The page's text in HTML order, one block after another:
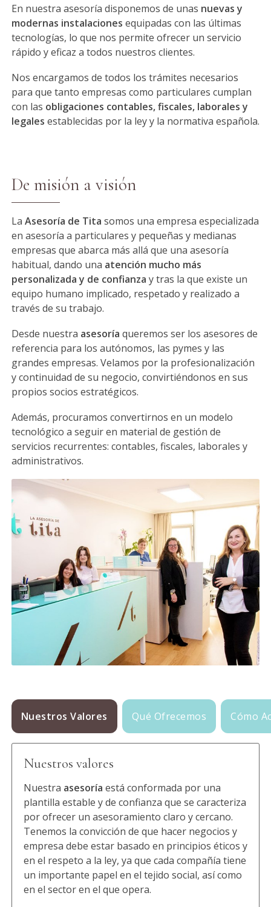
En nuestra asesoría disponemos de unas nuevas y
modernas instalaciones equipadas con las últimas
tecnologías, lo que nos permite ofrecer un servicio
rápido y eficaz a todos nuestros clientes.
Nos encargamos de todos los trámites necesarios
para que tanto empresas como particulares cumplan
con las obligaciones contables, fiscales, laborales y
legales establecidas por la ley y la normativa española.
De misión a visión
La Asesoría de Tita somos una empresa especializada
en asesoría a particulares y pequeñas y medianas
empresas que abarca más allá que una asesoría
habitual, dando una atención mucho más
personalizada y de confianza y tras la que existe un
equipo humano implicado, respetado y realizado a
través de su trabajo.
Desde nuestra asesoría queremos ser los asesores de
referencia para los autónomos, las pymes y las
grandes empresas. Velamos por la profesionalización
y continuidad de su negocio, convirtiéndonos en sus
propios socios estratégicos.
Además, procuramos convertirnos en un modelo
tecnológico a seguir en material de gestión de
servicios recurrentes: contables, fiscales, laborales y
administrativos.
Nuestros Valores Qué Ofrecemos Cómo
Nuestros valores
Nuestra asesoría está conformada por una
plantilla estable y de confianza que se caracteriza
por ofrecer un asesoramiento claro y cercano.
Tenemos la convicción de que hacer negocios y
empresa debe estar basado en principios éticos y
en el respeto a la ley, ya que cada compañía tiene
un importante papel en el tejido social, así como
en el sector en el que opera.